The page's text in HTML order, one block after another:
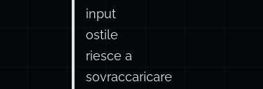
input
ostile
riesce a
sovraccaricare